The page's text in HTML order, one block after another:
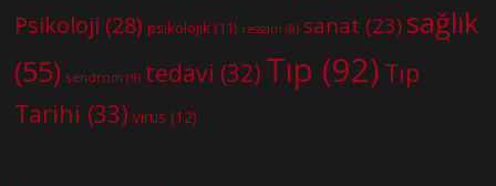
Psikoloji (28) psikolojik (11) ressam (8) sanat (23) sağlık
(55) sendrom (9) tedavi (32) Tıp (92) Tıp
Tarihi (33) virüs (12)